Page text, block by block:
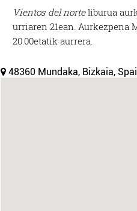
Vientos del norteliburua
urriaren 21ean. Aurkezpena
20.00etatik aurrera.
48360 Mundaka, Bizkaia,